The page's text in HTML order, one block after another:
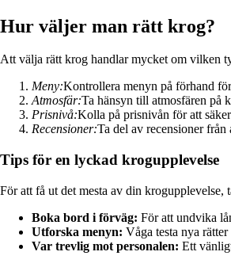
Hur väljer man rätt krog?
Att välja rätt krog handlar mycket om vilken
Meny:Kontrollera menyn på förhand
Atmosfär:Ta hänsyn till atmosfären på
Prisnivå:Kolla på prisnivån för att
Recensioner:Ta del av recensioner
Tips för en lyckad krogupplevelse
För att få ut det mesta av din krogupplevelse,
Boka bord i förväg: För att undvika
Utforska menyn: Våga testa nya
Var trevlig mot personalen: Ett